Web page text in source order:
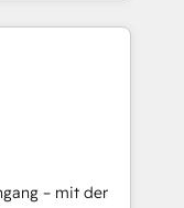
– mit der